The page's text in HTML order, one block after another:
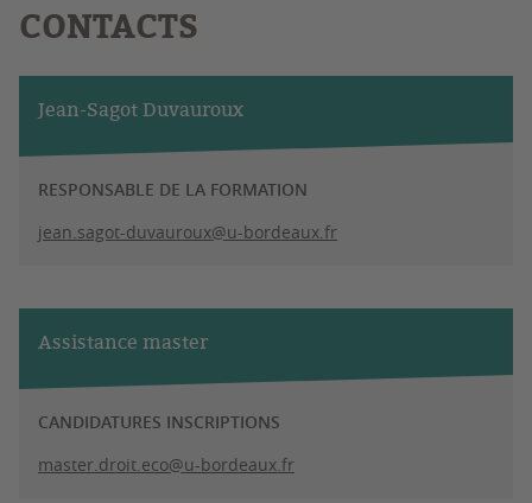
CONTACTS
Jean-Sagot Duvauroux
RESPONSABLE DE LA FORMATION
jean.sagot-duvauroux@u-bordeaux.fr
Assistance master
CANDIDATURES INSCRIPTIONS
master.droit.eco@u-bordeaux.fr